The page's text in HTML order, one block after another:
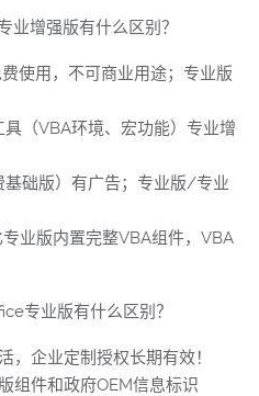
增强版有什么区别？
使用，不可商业用途；专业版
（VBA环境、宏功能）专业增
基础版）有广告；专业版/专业
业版内置完整VBA组件，VBA
专业版有什么区别？
，企业定制授权长期有效！
组件和政府OEM信息标识